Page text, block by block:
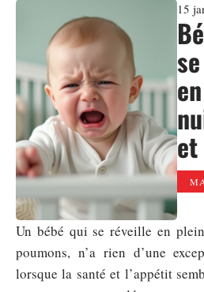
15
Un bébé qui se réveille en
poumons, n’a rien d’une
lorsque la santé et l’appétit